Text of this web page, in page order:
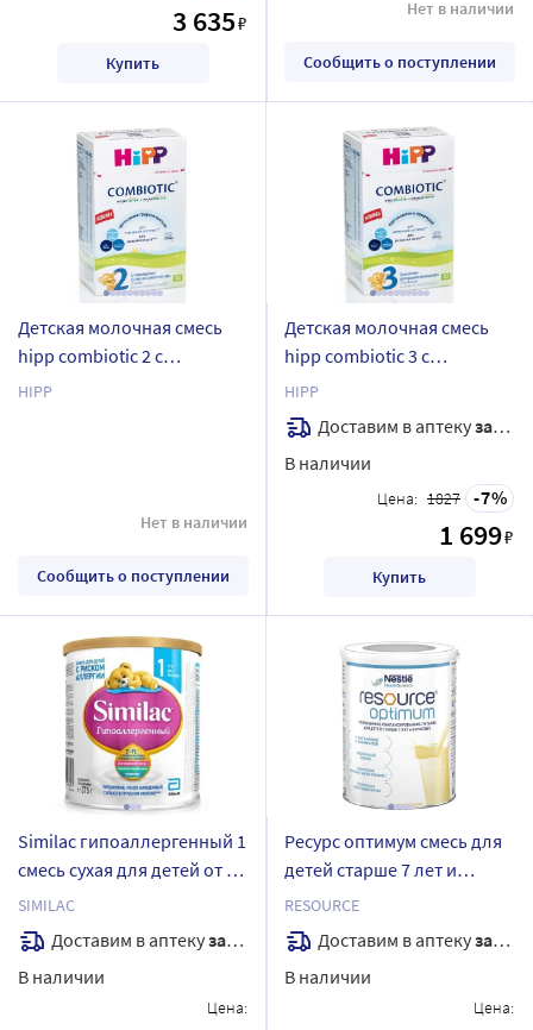
3 635₽
Купить
Нет в наличии
Сообщить о поступлении
Детская молочная смесь
hipp combiotic 2 c
лактобактериями сухая c 6
HIPP
Нет в наличии
Сообщить о поступлении
Детская молочная смесь
hipp combiotic 3 c
лактобактериями сухая c
10 месяцев 600 г/коробка/
HIPP
Доставим в аптекузавтра
В наличии
Цена: 1827 7
1 699₽
Купить
Similac гипоаллергенный 1
смесь сухая для детей от 0
до 6 мес 375 гр
SIMILAC
Доставим в аптекузавтра
В наличии
Цена:
Ресурс оптимум смесь для
детей старше 7 лет и
взрослых 400 гр
RESOURCE
Доставим в аптекузавтра
В наличии
Цена: